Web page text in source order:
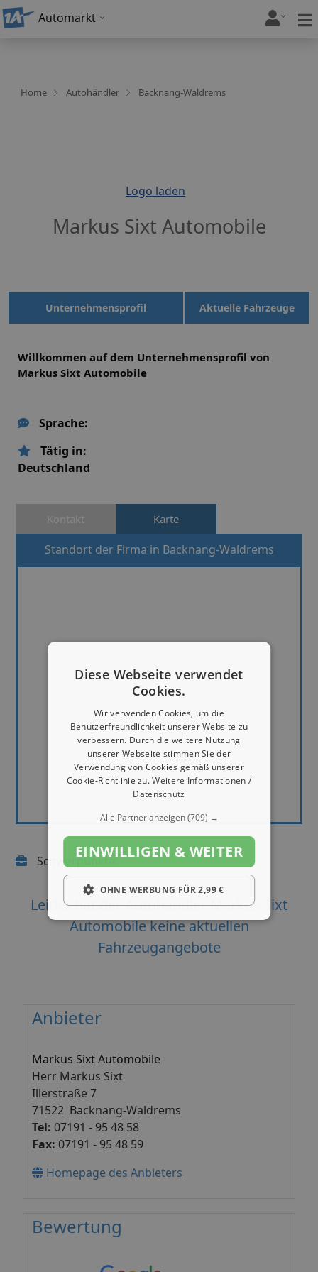
Automarkt
Home Autohändler Backnang-Waldrems
Logo laden
Markus Sixt Automobile
Unternehmensprofil Aktuelle Fahrzeuge
Willkommen auf dem Unternehmensprofil von
Markus Sixt Automobile
Sprache:
Tätig in:
Deutschland
Kontakt Karte
Standort der Firma in Backnang-Waldrems
Schwerpunkte:
Leider hat der Autohändler Markus Sixt
Automobile keine aktuellen
Fahrzeugangebote
Anbieter
Markus Sixt Automobile
Herr Markus Sixt
Illerstraße 7
71522 Backnang-Waldrems
Tel: 07191 - 95 48 58
Fax: 07191 - 95 48 59
Homepage des Anbieters
Bewertung
Diese Webseite verwendet
Cookies.
Wir verwenden Cookies, um die
Benutzerfreundlichkeit unserer Website zu
verbessern. Durch die weitere Nutzung
unserer Webseite stimmen Sie der
Verwendung von Cookies gemäß unserer
Cookie-Richtlinie zu.Weitere Informationen /
Datenschutz
Alle Partner anzeigen(709) →
EINWILLIGEN & WEITER
OHNE WERBUNG FÜR 2,99 €